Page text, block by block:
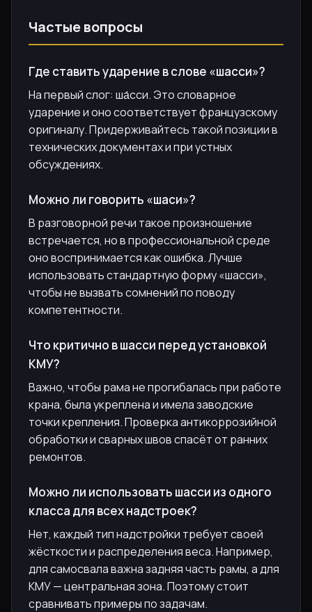
Частые вопросы
Где ставить ударение в слове «шасси»?
На первый слог: ша́сси. Это словарное
ударение и оно соответствует французскому
оригиналу. Придерживайтесь такой позиции в
технических документах и при устных
обсуждениях.
Можно ли говорить «шаси»?
В разговорной речи такое произношение
встречается, но в профессиональной среде
оно воспринимается как ошибка. Лучше
использовать стандартную форму «шасси»,
чтобы не вызвать сомнений по поводу
компетентности.
Что критично в шасси перед установкой
КМУ?
Важно, чтобы рама не прогибалась при работе
крана, была укреплена и имела заводские
точки крепления. Проверка антикоррозийной
обработки и сварных швов спасёт от ранних
ремонтов.
Можно ли использовать шасси из одного
класса для всех надстроек?
Нет, каждый тип надстройки требует своей
жёсткости и распределения веса. Например,
для самосвала важна задняя часть рамы, а для
КМУ — центральная зона. Поэтому стоит
сравнивать примеры по задачам.